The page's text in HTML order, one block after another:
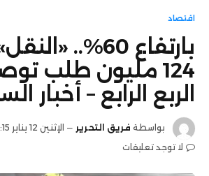
اقتصاد
بارتفاع 60%..
124 مليون طلب
الربع الرابع – أخبار
بواسطة فريق التحرير
الإثنين 12 يناير 5:15 ص
لا توجد تعليقات